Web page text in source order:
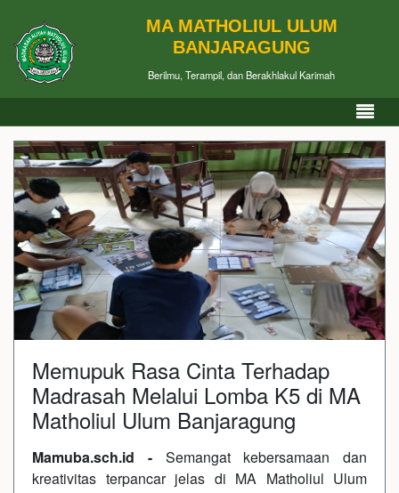
MA MATHOLIUL ULUM
BANJARAGUNG
Berilmu, Terampil, dan Berakhlakul Karimah
Memupuk Rasa Cinta Terhadap
Madrasah Melalui Lomba K5 di MA
Matholiul Ulum Banjaragung
Mamuba.sch.id - Semangat kebersamaan dan
kreativitas terpancar jelas di MA Matholiul Ulum